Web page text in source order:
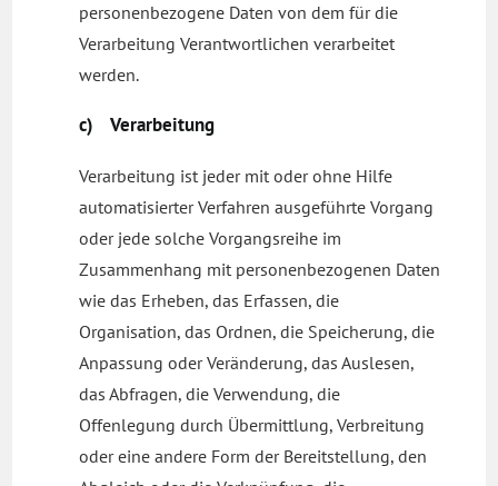
personenbezogene Daten von dem für die
Verarbeitung Verantwortlichen verarbeitet
werden.
c) Verarbeitung
Verarbeitung ist jeder mit oder ohne Hilfe
automatisierter Verfahren ausgeführte Vorgang
oder jede solche Vorgangsreihe im
Zusammenhang mit personenbezogenen Daten
wie das Erheben, das Erfassen, die
Organisation, das Ordnen, die Speicherung, die
Anpassung oder Veränderung, das Auslesen,
das Abfragen, die Verwendung, die
Offenlegung durch Übermittlung, Verbreitung
oder eine andere Form der Bereitstellung, den